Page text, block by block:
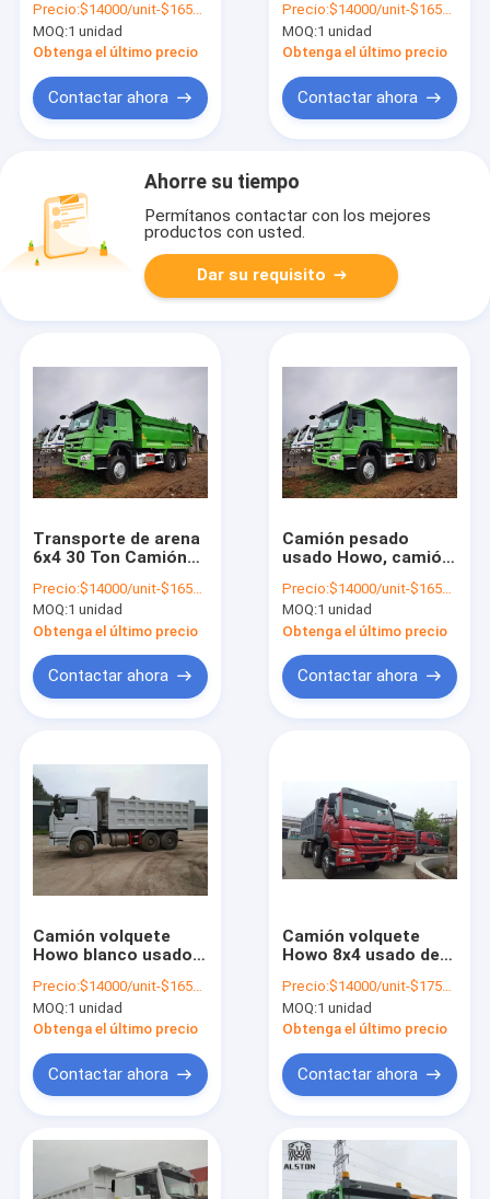
Productos
Precio:$14000/unit-$16500/unit
MOQ:1 unidad
Obtenga el último precio
Contactar ahora
camiones volquete
usados de alta
resistencia
Precio:$14000/unit-$16500/unit
MOQ:1 unidad
Obtenga el último precio
Contactar ahora
Ahorre su tiempo
Permítanos contactar con los mejores
productos con usted.
Dar su requisito
Transporte de arena
6x4 30 Ton Camión
Usado 20m3
Precio:$14000/unit-$16500/unit
MOQ:1 unidad
Obtenga el último precio
Contactar ahora
Camión pesado
usado Howo, camión
Precio:$14000/unit-$16500/unit
MOQ:1 unidad
Obtenga el último precio
Contactar ahora
Camión volquete
Howo blanco usado,
usados de tres ejes
de 40 toneladas
Precio:$14000/unit-$16500/unit
MOQ:1 unidad
Obtenga el último precio
Contactar ahora
Camión volquete
Howo 8x4 usado de
Precio:$14000/unit-$17500/unit
MOQ:1 unidad
Obtenga el último precio
Contactar ahora